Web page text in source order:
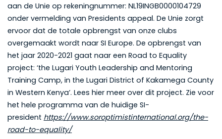
aan de Unie op rekeningnummer: NL19INGB0000104729
onder vermelding van Presidents appeal. De Unie zorgt
ervoor dat de totale opbrengst van onze clubs
overgemaakt wordt naar SI Europe. De opbrengst van
het jaar 2020-2021 gaat naar een Road to Equality
project: ‘the Lugari Youth Leadership and Mentoring
Training Camp, in the Lugari District of Kakamega County
in Western Kenya’. Lees hier meer over dit project. Zie voor
het hele programma van de huidige SI-
president https://www.soroptimistinternational.org/the-
road-to-equality/